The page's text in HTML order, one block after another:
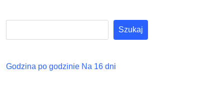
Szukaj
Godzina po godzinie Na 16 dni